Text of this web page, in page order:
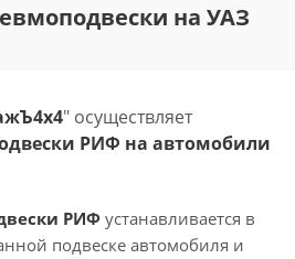
на УАЗ
" осуществляет
РИФ на автомобили
РИФ устанавливается в
подвеске автомобиля и